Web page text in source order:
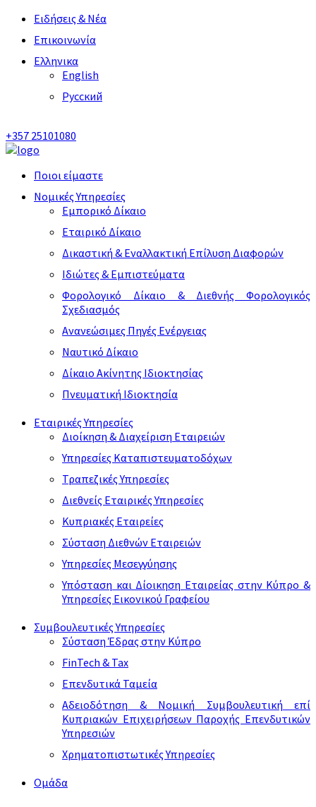
Ειδήσεις & Νέα
Επικοινωνία
Ελληνικα
English
Русский
+357 25101080
Ποιοι είμαστε
Νομικές Υπηρεσίες
Εμπορικό Δίκαιο
Εταιρικό Δίκαιο
Δικαστική & Εναλλακτική Επίλυση Διαφορών
Ιδιώτες & Εμπιστεύματα
Φορολογικό Δίκαιο & Διεθνής Φορολογικός
Σχεδιασμός
Ανανεώσιμες Πηγές Ενέργειας
Ναυτικό Δίκαιο
Δίκαιο Ακίνητης Ιδιοκτησίας
Πνευματική Ιδιοκτησία
Εταιρικές Υπηρεσίες
Διοίκηση & Διαχείριση Εταιρειών
Υπηρεσίες Καταπιστευματοδόχων
Τραπεζικές Υπηρεσίες
Διεθνείς Εταιρικές Υπηρεσίες
Κυπριακές Εταιρείες
Σύσταση Διεθνών Εταιρειών
Υπηρεσίες Μεσεγγύησης
Υπόσταση και Δίοικηση Εταιρείας στην Κύπρο &
Υπηρεσίες Εικονικού Γραφείου
Συμβουλευτικές Υπηρεσίες
Σύσταση Έδρας στην Κύπρο
FinTech & Tax
Επενδυτικά Ταμεία
Αδειοδότηση & Νομική Συμβουλευτική επί
Κυπριακών Επιχειρήσεων Παροχής Επενδυτικών
Υπηρεσιών
Χρηματοπιστωτικές Υπηρεσίες
Ομάδα